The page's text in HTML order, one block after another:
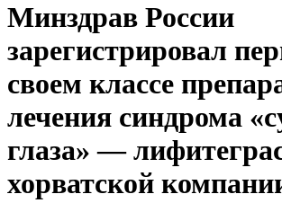
Минздрав России
зарегистрировал
своем классе
лечения синдрома
глаза» —
хорватской